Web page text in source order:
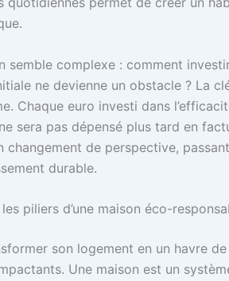
semble complexe : comment
ne devienne un obstacle ? La
Chaque euro investi dans
sera pas dépensé plus tard en
changement de perspective,
durable.
piliers d’une maison éco-
son logement en un havre
Une maison est un